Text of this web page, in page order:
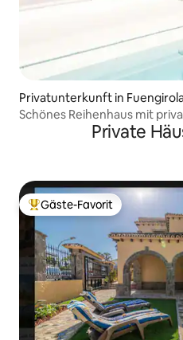
Privatunterkunft in
Schönes Reihenhaus mit
Private
Beliebter Gäste-Favorit.
Gäste-Favorit